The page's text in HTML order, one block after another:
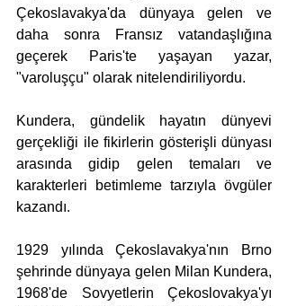
Çekoslavakya'da dünyaya gelen ve
daha sonra Fransız vatandaşlığına
geçerek Paris'te yaşayan yazar,
"varoluşçu" olarak nitelendiriliyordu.
Kundera, gündelik hayatın dünyevi
gerçekliği ile fikirlerin gösterişli dünyası
arasında gidip gelen temaları ve
karakterleri betimleme tarzıyla övgüler
kazandı.
1929 yılında Çekoslavakya'nın Brno
şehrinde dünyaya gelen Milan Kundera,
1968'de Sovyetlerin Çekoslovakya'yı